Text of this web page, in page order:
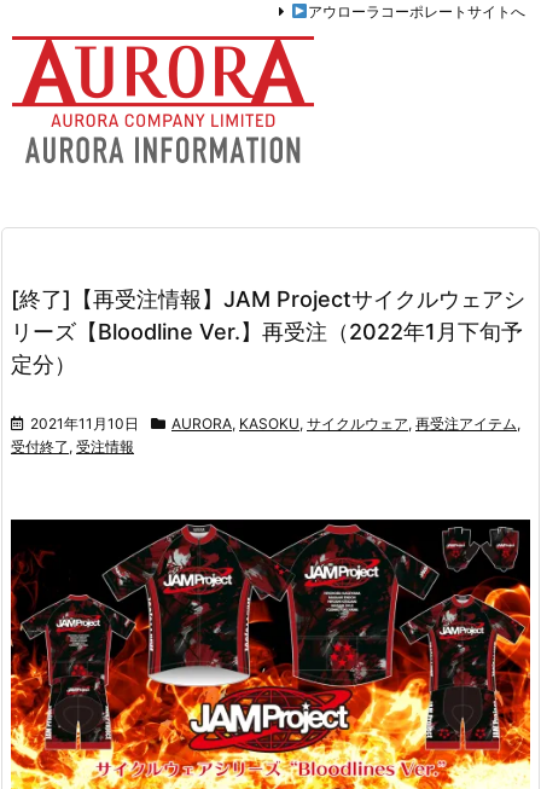
アウローラコーポレートサイトへ
[終了]【再受注情報】JAM Projectサイクルウェアシ
リーズ【Bloodline Ver.】再受注（2022年1月下旬予
定分）
2021年11月10日 AURORA, KASOKU, サイクルウェア, 再受注アイテム,
受付終了 , 受注情報